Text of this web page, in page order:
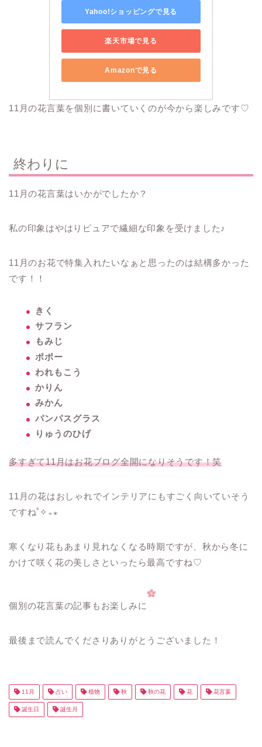
Yahoo!ショッピングで見る
楽天市場で見る
Amazonで見る
11月の花言葉を個別に書いていくのが今から楽しみです♡
終わりに
11月の花言葉はいかがでしたか？
私の印象はやはりピュアで繊細な印象を受けました♪
11月のお花で特集入れたいなぁと思ったのは結構多かった
です！！
きく
サフラン
もみじ
ポポー
われもこう
かりん
みかん
パンパスグラス
りゅうのひげ
多すぎて11月はお花ブログ全開になりそうです！笑
11月の花はおしゃれでインテリアにもすごく向いていそう
ですね˚✧₊⁎
寒くなり花もあまり見れなくなる時期ですが、秋から冬に
かけて咲く花の美しさといったら最高ですね♡
個別の花言葉の記事もお楽しみに
最後まで読んでくださりありがとうございました！
11月 占い 植物 秋 秋の花 花 花言葉
誕生日 誕生月